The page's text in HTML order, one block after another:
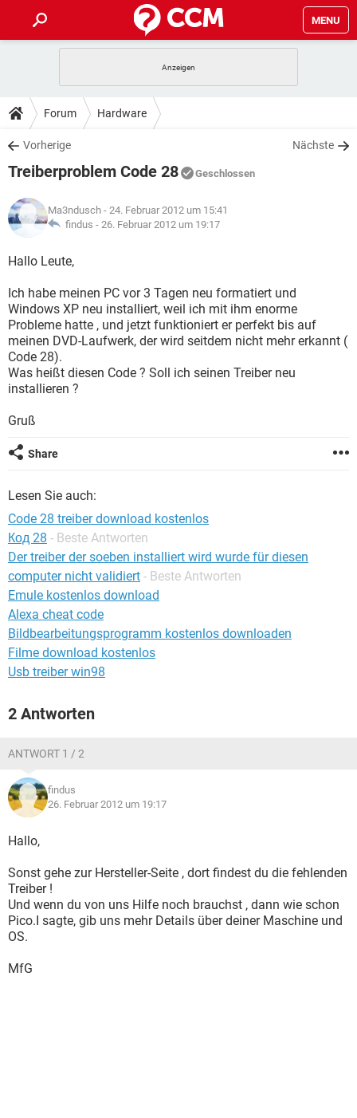
MENU
ANDROID
WINDOWS 10
WHATSAPP TIKTOK
FACEBOOK
TIPPS & TRICKS
SPIELE
WHATSAPP TIKTOK
FACEBOOK
DOWNLOADS
SPIELE STREAMING
ANDROID
WINDOWS 10 INSTAGRAM
WHATSAPP
SPIELE STREAMING
ANDROID
WINDOWS 10
WHATSAPP TIKTOK
FACEBOOK HARDWARE
LEXIKON
SPIELE
WINDOWS 10 INSTAGRAM
WHATSAPP TIKTOK
FACEBOOK
Forum Hardware
Vorherige Nächste
Treiberproblem Code 28 Geschlossen
Ma3ndusch - 24. Februar 2012 um 15:41
findus - 26. Februar 2012 um 19:17
Hallo Leute,
Ich habe meinen PC vor 3 Tagen neu formatiert und
Windows XP neu installiert, weil ich mit ihm enorme
Probleme hatte , und jetzt funktioniert er perfekt bis auf
meinen DVD-Laufwerk, der wird seitdem nicht mehr erkannt (
Code 28).
Was heißt diesen Code ? Soll ich seinen Treiber neu
installieren ?
Gruß
Share
Lesen Sie auch:
Code 28 treiber download kostenlos
Код 28 - Beste Antworten
Der treiber der soeben installiert wird wurde für diesen
computer nicht validiert - Beste Antworten
Emule kostenlos download
Alexa cheat code
Bildbearbeitungsprogramm kostenlos downloaden
Filme download kostenlos
Usb treiber win98
2 Antworten
ANTWORT 1 / 2
findus
26. Februar 2012 um 19:17
Hallo,
Sonst gehe zur Hersteller-Seite , dort findest du die fehlenden
Treiber !
Und wenn du von uns Hilfe noch brauchst , dann wie schon
Pico.I sagte, gib uns mehr Details über deiner Maschine und
OS.
MfG